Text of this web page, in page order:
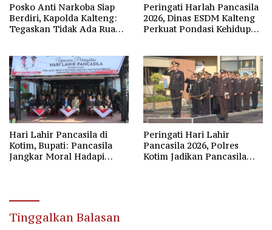
Posko Anti Narkoba Siap
Berdiri, Kapolda Kalteng:
Tegaskan Tidak Ada Ruang
Peringati Harlah Pancasila
2026, Dinas ESDM Kalteng
Perkuat Pondasi Kehidupan
Hari Lahir Pancasila di
Kotim, Bupati: Pancasila
Jangkar Moral Hadapi
Peringati Hari Lahir
Pancasila 2026, Polres
Kotim Jadikan Pancasila
Tinggalkan Balasan